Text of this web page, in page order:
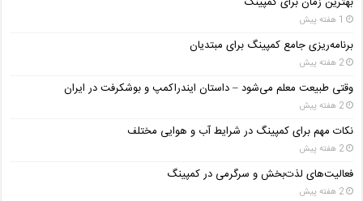
1 هفته پیش
برنامه‌ریزی جامع کمپینگ برای مبتدیان
2 هفته پیش
وقتی طبیعت معلم می‌شود – داستان ایندراکمپ و بوشکرفت در ایران
2 هفته پیش
نکات مهم برای کمپینگ در شرایط آب و هوایی مختلف
2 هفته پیش
فعالیت‌های لذت‌بخش و سرگرمی در کمپینگ
2 هفته پیش